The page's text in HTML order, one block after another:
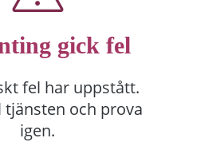
gick fel
fel har uppstått.
tjänsten och prova
igen.